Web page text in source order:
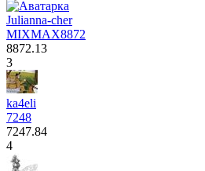
Julianna-cher
MIXMAX8872
8872.13
3
ka4eli
7248
7247.84
4